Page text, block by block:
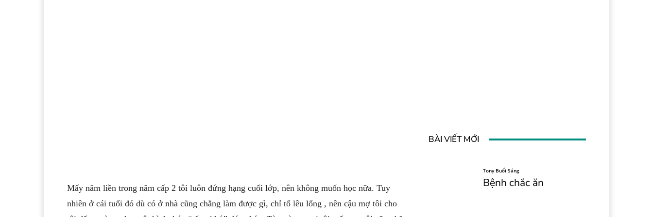
Mấy năm liền trong năm cấp 2 tôi luôn đứng hạng cuối lớp, nên không muốn học nữa. Tuy
nhiên ở cái tuổi đó dù có ở nhà cũng chẳng làm được gì, chỉ tổ lêu lổng , nên cậu mợ tôi cho
BÀI VIẾT MỚI
Tony Buổi Sáng
Bệnh chắc ăn